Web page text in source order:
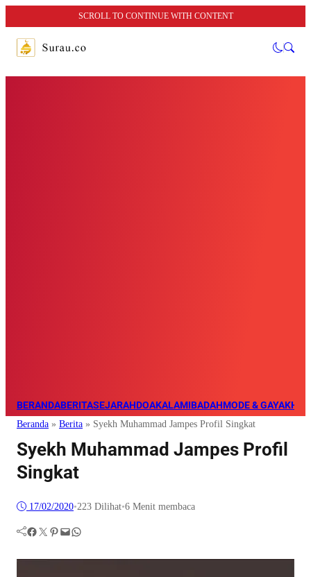
SCROLL TO CONTINUE WITH CONTENT
BERANDABERITASEJARAHDOAKALAMIBADAHMODE & GAYA
Beranda » Berita » Syekh Muhammad Jampes Profil Singkat
Syekh Muhammad Jampes Profil
Singkat
17/02/2020•223 Dilihat•6 Menit membaca
Facebook Twitter Pinterest Mail WhatsApp